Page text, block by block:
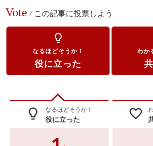
Vote / この記事に投票しよう
lightbulb_outline
なるほどそうか！
役に立った
わか
lightbulb_outline なるほどそうか！
役に立った favorite_border